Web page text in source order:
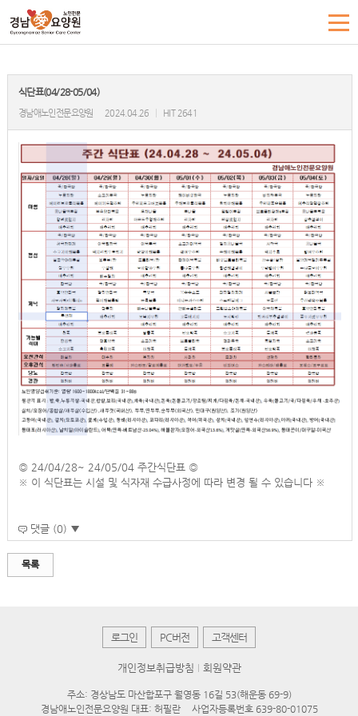
식단표(04/28-05/04)
경남애노인전문요양원 2024.04.26 HIT 2641
◎ 24/04/28~ 24/05/04 주간식단표 ◎
※ 이 식단표는 시설 및 식자재 수급사정에 따라 변경 될 수 있습니다 ※
댓글 (0) ▼
목록
로그인 PC버전 고객센터
개인정보취급방침 회원약관
주소: 경상남도 마산합포구 월영동 16길 53(해운동 69-9)
경남애노인전문요양원 대표: 허필란
사업자등록번호 639-80-01075